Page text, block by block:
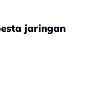
jaringan